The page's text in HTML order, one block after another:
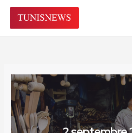
Aller
contenu